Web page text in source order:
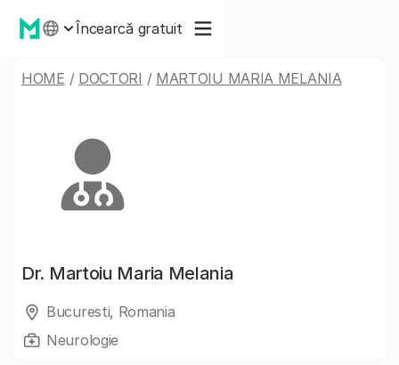
Încearcă gratuit
HOME / DOCTORI / MARTOIU MARIA MELANIA
Dr. Martoiu Maria Melania
Bucuresti, Romania
Neurologie